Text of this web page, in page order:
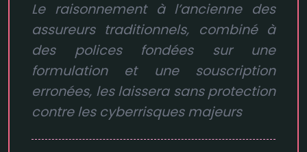
Le raisonnement à l’ancienne des
assureurs traditionnels, combiné à
des polices fondées sur une
formulation et une souscription
erronées, les laissera sans protection
contre les cyberrisques majeurs